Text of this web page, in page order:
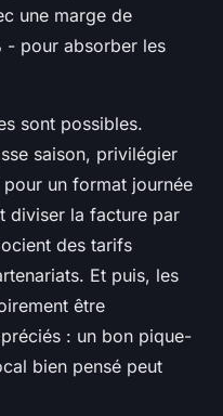
une marge de
- pour absorber les
sont possibles.
saison, privilégier
un format journée
diviser la facture par
des tarifs
Et puis, les
être
: un bon pique-
bien pensé peut